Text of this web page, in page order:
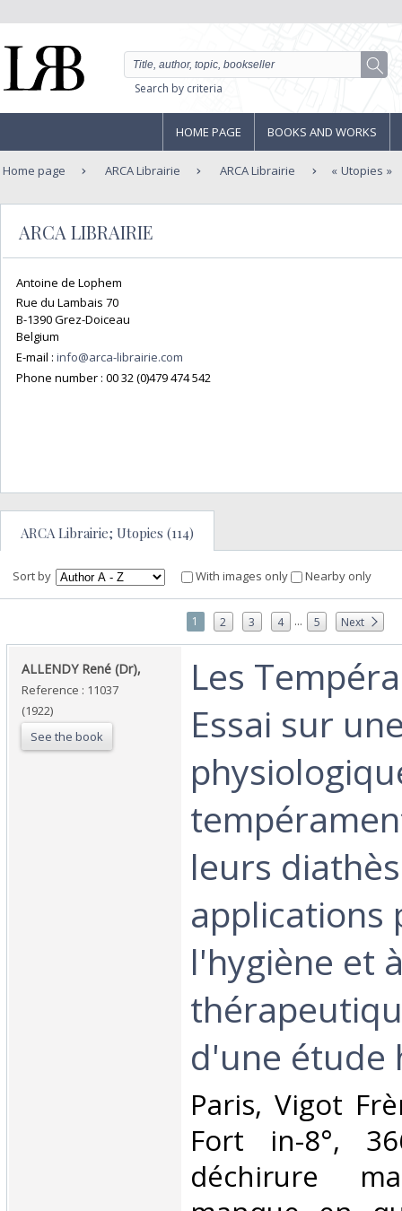
Search by criteria
HOME PAGE BOOKS AND WORKS
Home page ARCA Librairie ARCA Librairie Utopies
ARCA LIBRAIRIE
Antoine de Lophem
Rue du Lambais 70
B-1390 Grez-Doiceau
Belgium
E-mail : info@arca-librairie.com
Phone number : 00 32 (0)479 474 542
ARCA Librairie; Utopies (114)
Sort by With images only Nearby only
1 2 3 4 ... 5 Next
‎ALLENDY René (Dr),‎
Reference : 11037
(1922)
See the book
‎Les
Essai sur
leurs
applications
l'hygiène et
d'une étude
‎Paris, Vigot
Fort in-8°,
déchirure